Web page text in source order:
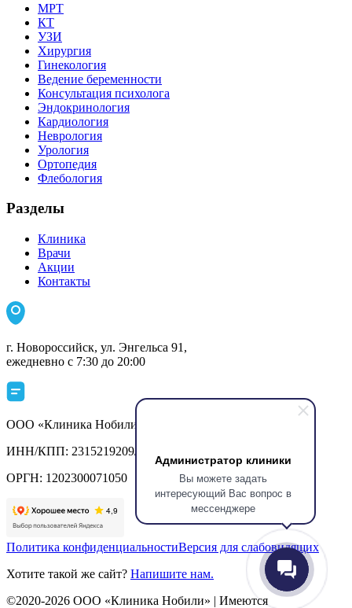
Администратор клиники
Вы можете задать
интересующий Вас вопрос в
мессенджере
МРТ
КТ
УЗИ
Хирургия
Гинекология
Ведение беременности
Консультация психолога
Эндокринология
Кардиология
Неврология
Урология
Ортопедия
Флебология
Разделы
Клиника
Врачи
Акции
Контакты
г. Новороссийск, ул. Энгельса 91,
ежедневно с 7:30 до 20:00
ООО «Клиника Нобили»
ИНН/КПП: 2315219209/231501001
ОРГН: 1202300071050
Политика конфиденциальностиВерсия для слабовидящих
Хотите такой же сайт? Напишите нам.
©2020-2026 ООО «Клиника Нобили» | Имеются